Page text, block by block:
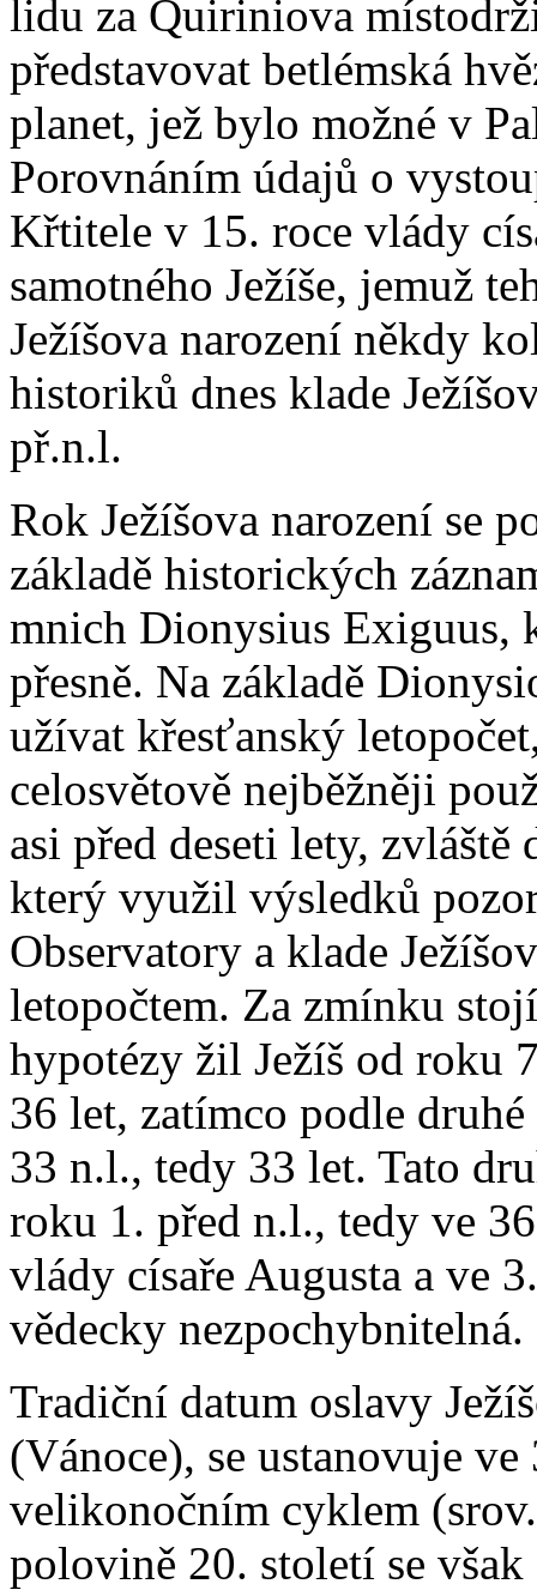
lidu za Quiriniova
představovat betlémská
planet, jež bylo možné v
Porovnáním údajů o
Křtitele v 15. roce vlády
samotného Ježíše, jemuž
Ježíšova narození někdy
historiků dnes klade
př.n.l.
Rok Ježíšova narození se
základě historických
mnich Dionysius Exiguus,
přesně. Na základě
užívat křesťanský
celosvětově nejběžněji
asi před deseti lety,
který využil výsledků
Observatory a klade
letopočtem. Za zmínku
hypotézy žil Ježíš od roku
36 let, zatímco podle
33 n.l., tedy 33 let. Tato
roku 1. před n.l., tedy ve
vlády císaře Augusta a ve
vědecky nezpochybnitelná.
Tradiční datum oslavy
(Vánoce), se ustanovuje
velikonočním cyklem
polovině 20. století se